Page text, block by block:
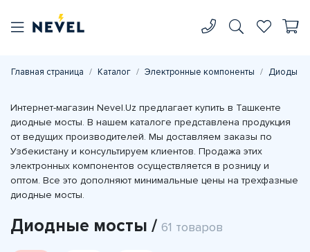
Главная страница Каталог Электронные компоненты Диоды
Интернет-магазин Nevel.Uz предлагает купить в Ташкенте
диодные мосты. В нашем каталоге представлена продукция
от ведущих производителей. Мы доставляем заказы по
Узбекистану и консультируем клиентов. Продажа этих
электронных компонентов осуществляется в розницу и
оптом. Все это дополняют минимальные цены на трехфазные
диодные мосты.
Диодные мосты / 61 товаров